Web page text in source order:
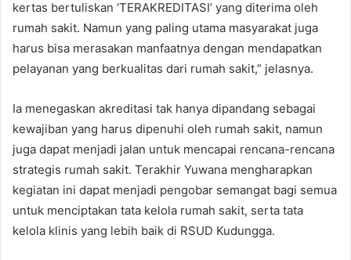
kertas bertuliskan ‘TERAKREDITASI’ yang diterima oleh
rumah sakit. Namun yang paling utama masyarakat juga
harus bisa merasakan manfaatnya dengan mendapatkan
pelayanan yang berkualitas dari rumah sakit,” jelasnya.
Ia menegaskan akreditasi tak hanya dipandang sebagai
kewajiban yang harus dipenuhi oleh rumah sakit, namun
juga dapat menjadi jalan untuk mencapai rencana-rencana
strategis rumah sakit. Terakhir Yuwana mengharapkan
kegiatan ini dapat menjadi pengobar semangat bagi semua
untuk menciptakan tata kelola rumah sakit, serta tata
kelola klinis yang lebih baik di RSUD Kudungga.